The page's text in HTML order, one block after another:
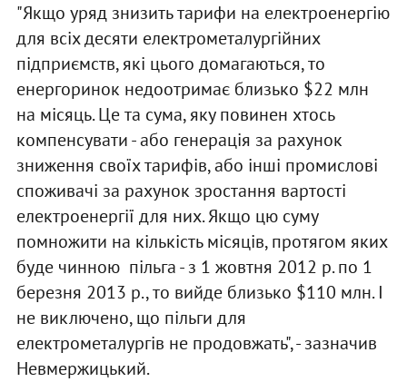
"Якщо уряд знизить тарифи на електроенергію
для всіх десяти електрометалургійних
підприємств, які цього домагаються, то
енергоринок недоотримає близько $22 млн
на місяць. Це та сума, яку повинен хтось
компенсувати - або генерація за рахунок
зниження своїх тарифів, або інші промислові
споживачі за рахунок зростання вартості
електроенергії для них. Якщо цю суму
помножити на кількість місяців, протягом яких
буде чинною пільга - з 1 жовтня 2012 р. по 1
березня 2013 р., то вийде близько $110 млн. І
не виключено, що пільги для
електрометалургів не продовжать", - зазначив
Невмержицький.